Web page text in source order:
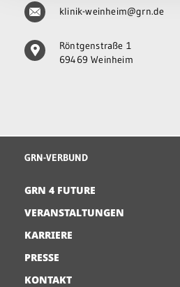
klinik-weinheim@grn.de
Röntgenstraße 1
69469 Weinheim
GRN-VERBUND
GRN 4 FUTURE
VERANSTALTUNGEN
KARRIERE
PRESSE
KONTAKT